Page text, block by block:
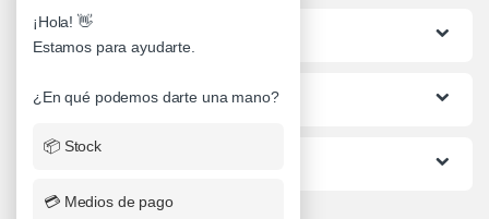
Lo mas buscado
Informacion al Cliente
¡Hola! 👋
Estamos para ayudarte.
¿En qué podemos darte una mano?
📦 Stock
💳 Medios de pago